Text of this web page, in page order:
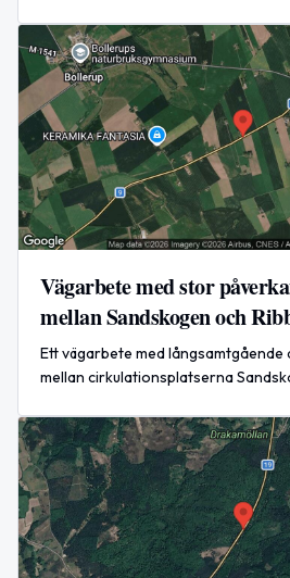
Vägarbete med stor
mellan Sandskogen och
Ett vägarbete med
mellan cirkulationsplatserna